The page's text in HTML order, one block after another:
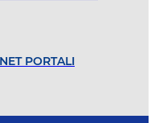
PORTALI